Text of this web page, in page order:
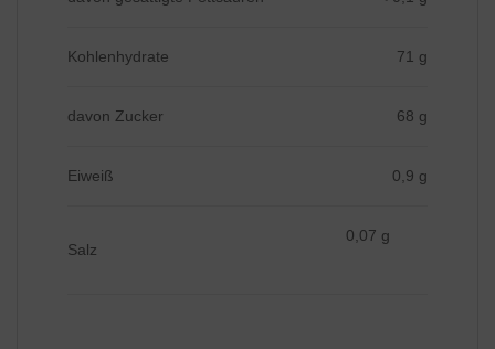
Kohlenhydrate 71 g
davon Zucker 68 g
Eiweiß 0,9 g
Salz
0,07 g